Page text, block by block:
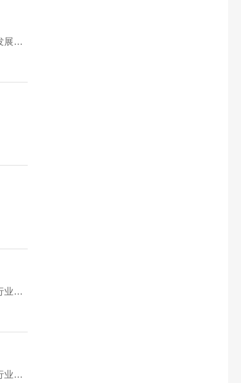
解读传奇从重氪收割转向轻氪金公平模式的行业变革，分析小额便民付费的优势，对比传统重度氪金弊端，解读未来公平化发展趋势。
解析单职业、合击、复古微变三大主流特色版本的玩法特点、适配人群、优缺点与市场格局，解读传奇版本细分、精品化的行业发展趋势。
对比超变快餐服与复古均衡服的核心差异，解析传奇版本精品化、长线化迭代趋势，解读复古服凭公平、保值、高留存成为行业主流的核心原因。